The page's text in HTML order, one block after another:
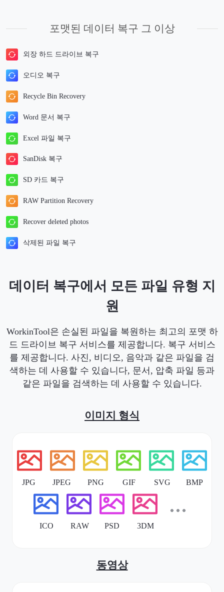
포맷된 데이터 복구 그 이상
외장 하드 드라이브 복구
오디오 복구
Recycle Bin Recovery
Word 문서 복구
Excel 파일 복구
SanDisk 복구
SD 카드 복구
RAW Partition Recovery
Recover deleted photos
삭제된 파일 복구
데이터 복구에서 모든 파일 유형 지
원
WorkinTool은 손실된 파일을 복원하는 최고의 포맷 하
드 드라이브 복구 서비스를 제공합니다. 복구 서비스
를 제공합니다. 사진, 비디오, 음악과 같은 파일을 검
색하는 데 사용할 수 있습니다, 문서, 압축 파일 등과
같은 파일을 검색하는 데 사용할 수 있습니다.
이미지 형식
동영상